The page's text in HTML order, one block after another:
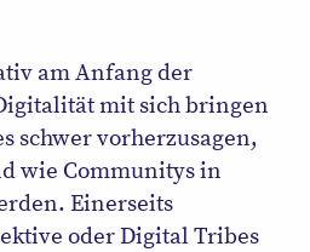
am Anfang der
mit sich bringen
schwer vorherzusagen,
wie Communitys in
Einerseits
oder Digital Tribes